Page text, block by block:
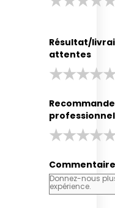
Résultat/
attentes
professionnel
Commentaire